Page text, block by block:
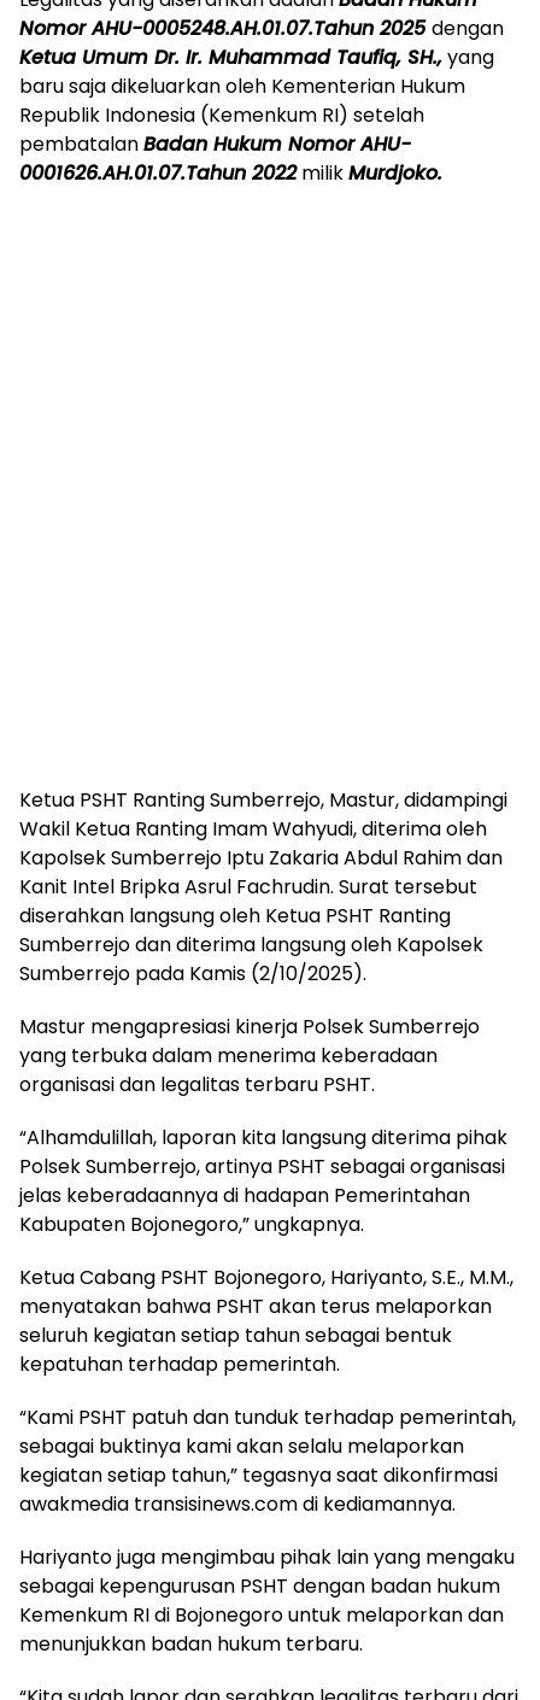
Nomor AHU-0005248.AH.01.07.Tahun 2025 dengan
Ketua Umum Dr. Ir. Muhammad Taufiq, SH.,yang
baru saja dikeluarkan oleh Kementerian Hukum
Republik Indonesia (Kemenkum RI) setelah
pembatalanBadan Hukum Nomor AHU-
0001626.AH.01.07.Tahun 2022milikMurdjoko.
Ketua PSHT Ranting Sumberrejo, Mastur, didampingi
Wakil Ketua Ranting Imam Wahyudi, diterima oleh
Kapolsek Sumberrejo Iptu Zakaria Abdul Rahim dan
Kanit Intel Bripka Asrul Fachrudin. Surat tersebut
diserahkan langsung oleh Ketua PSHT Ranting
Sumberrejo dan diterima langsung oleh Kapolsek
Sumberrejo pada Kamis (2/10/2025).
Mastur mengapresiasi kinerja Polsek Sumberrejo
yang terbuka dalam menerima keberadaan
organisasi dan legalitas terbaru PSHT.
“Alhamdulillah, laporan kita langsung diterima pihak
Polsek Sumberrejo, artinya PSHT sebagai organisasi
jelas keberadaannya di hadapan Pemerintahan
Kabupaten Bojonegoro,” ungkapnya.
Ketua Cabang PSHT Bojonegoro, Hariyanto, S.E., M.M.,
menyatakan bahwa PSHT akan terus melaporkan
seluruh kegiatan setiap tahun sebagai bentuk
kepatuhan terhadap pemerintah.
“Kami PSHT patuh dan tunduk terhadap pemerintah,
sebagai buktinya kami akan selalu melaporkan
kegiatan setiap tahun,” tegasnya saat dikonfirmasi
awakmedia transisinews.com di kediamannya.
Hariyanto juga mengimbau pihak lain yang mengaku
sebagai kepengurusan PSHT dengan badan hukum
Kemenkum RI di Bojonegoro untuk melaporkan dan
menunjukkan badan hukum terbaru.